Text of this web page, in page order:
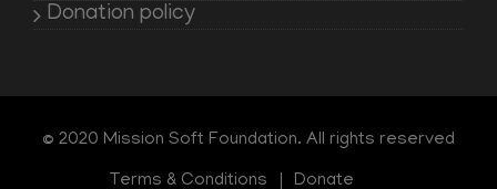
Donation policy
© 2020 Mission Soft Foundation. All rights reserved
Terms & Conditions Donate